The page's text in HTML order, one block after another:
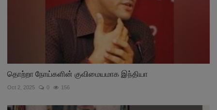
தொற்றா நோய்களின் குவிமையமாக இந்தியா
Oct 2, 2025 0 156